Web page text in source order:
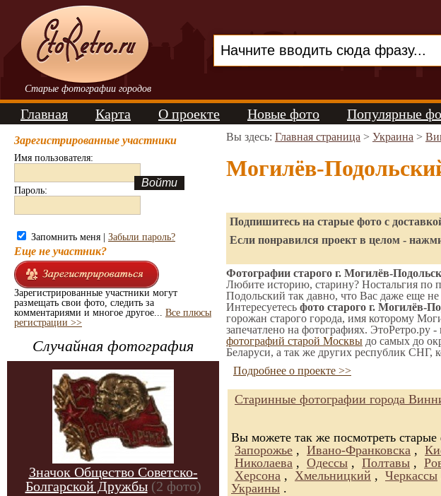
Старые фотографии городов
Главная Карта О проекте Новые фото Популярные
Зарегистрированные участники
Имя пользователя:
Пароль:
Запомнить меня | Забыли пароль?
Еще не участник?
Зарегистрированные участники могут
размещать свои фото, следить за
комментариями и многое другое... Все плюсы
регистрации >>
Случайная фотография
Значок Общество Советско-
Болгарской Дружбы (2 фото)
Вы здесь: Главная страница > Украина >
Могилёв-
Подпишитесь на старые фото с
Если понравился проект в целом -
Фотографии старого г. Могилёв-
Любите историю, старину? Ностальгия
Подольский так давно, что Вас даже еще
Интересуетесь фото старого г. Могилёв-
горожан старого города, имя которому
запечатлено на фотографиях. ЭтоРетро.ру
фотографий старой Москвы до самых до
Беларуси, а так же других республик СНГ,
Подробнее о проекте >>
Старинные фотографии города
Вы можете так же посмотреть
Запорожье , Ивано-Франковска ,
Николаева , Одессы , Полтавы ,
Херсона , Хмельницкий , Черкассы
Украины .